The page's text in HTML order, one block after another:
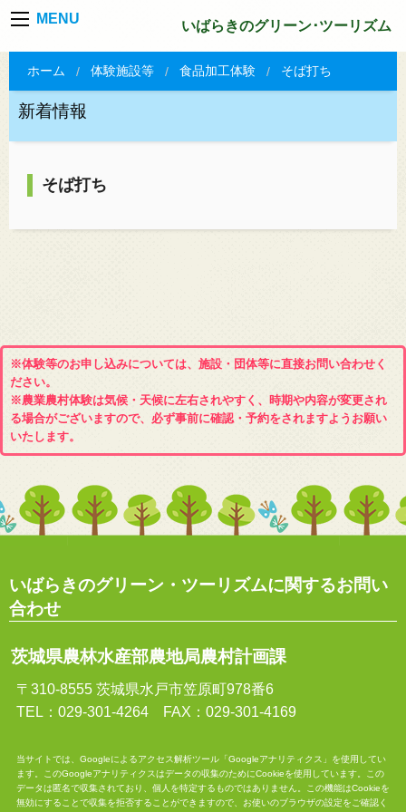
MENU いばらきのグリーン･ツーリズム
ホーム 体験施設等 食品加工体験 そば打ち
新着情報
そば打ち
※体験等のお申し込みについては、施設・団体等に直接お問い合わせく
ださい。
※農業農村体験は気候・天候に左右されやすく、時期や内容が変更され
る場合がございますので、必ず事前に確認・予約をされますようお願い
いたします。
いばらきのグリーン・ツーリズムに関するお問い
合わせ
茨城県農林水産部農地局農村計画課
〒310-8555 茨城県水戸市笠原町978番6
TEL：029-301-4264 FAX：029-301-4169
当サイトでは、Googleによるアクセス解析ツール「Googleアナリティクス」を使用してい
ます。このGoogleアナリティクスはデータの収集のためにCookieを使用しています。この
データは匿名で収集されており、個人を特定するものではありません。この機能はCookieを
無効にすることで収集を拒否することができますので、お使いのブラウザの設定をご確認く